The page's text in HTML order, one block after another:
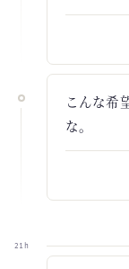
こんな希
な。
21h